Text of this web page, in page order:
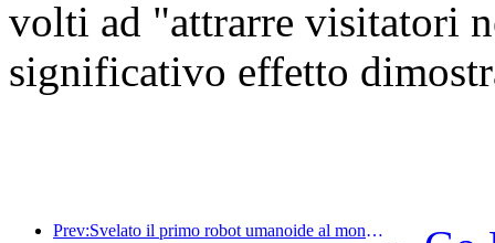
volti ad "attrarre visitatori
significativo effetto
Prev:Svelato il primo robot umanoide al mondo specializzato nei servizi di ristorazione multi-scenario.